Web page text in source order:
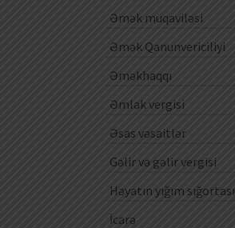
Əmək müqaviləsi
Əmək Qanunvericiliyi
Əməkhaqqı
Əmlak vergisi
Əsas vəsaitlər
Gəlir və gəlir vergisi
Həyatın yığım sığortası
İcarə